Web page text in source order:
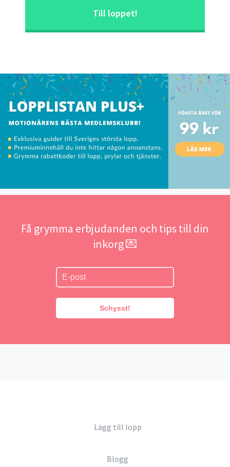
Till loppet!
Få grymma erbjudanden och tips till din
inkorg 💌
Schysst!
Lägg till lopp
Blogg